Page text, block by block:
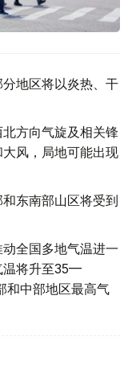
地区将以炎热、干
方向气旋及相关锋
风，局地可能出现
东南部山区将受到
全国多地气温进一
温将升至35—
中部地区最高气